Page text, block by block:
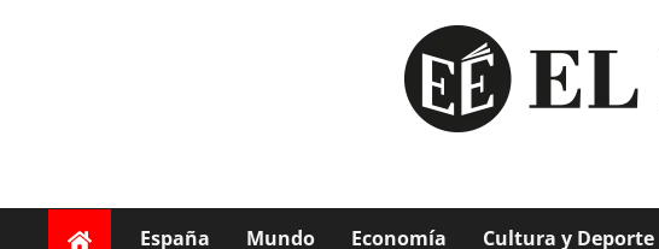
España Mundo Economía Cultura y Deporte